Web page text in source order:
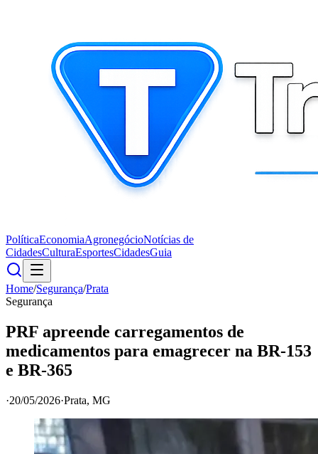
PolíticaEconomiaAgronegócioNotícias de
CidadesCulturaEsportesCidadesGuia
Home/Segurança/Prata
Segurança
PRF apreende carregamentos de
medicamentos para emagrecer na BR-153
e BR-365
·20/05/2026·Prata, MG